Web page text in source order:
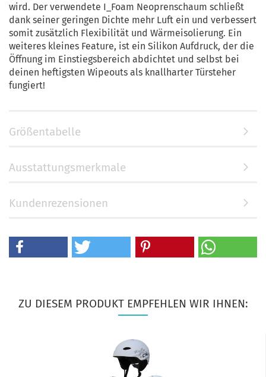
wird. Der verwendete I_Foam Neoprenschaum schließt
dank seiner geringen Dichte mehr Luft ein und verbessert
somit zusätzlich Flexibilität und Wärmeisolierung. Ein
weiteres kleines Feature, ist ein Silikon Aufdruck, der die
Öffnung im Einstiegsbereich abdichtet und selbst bei
deinen heftigsten Wipeouts als knallharter Türsteher
fungiert!
Größentabelle
Ausstattungsmerkmale
Kundenrezensionen
ZU DIESEM PRODUKT EMPFEHLEN WIR IHNEN: